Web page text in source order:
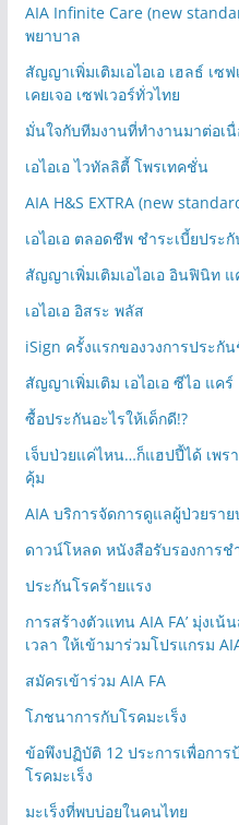
AIA Infinite Care (new
พยาบาล
สัญญาเพิ่มเติมเอไอเอ เฮลธ์ เซ
เคยเจอ เซฟเวอร์ทั่วไทย
มั่นใจกับทีมงานที่ทำงานมาต่อเ
เอไอเอ ไวทัลลิตี้ โพรเทคชั่น
AIA H&S EXTRA (new
เอไอเอ ตลอดชีพ ชำระเบี้ยประ
สัญญาเพิ่มเติมเอไอเอ อินฟินิท แ
เอไอเอ อิสระ พลัส
iSign ครั้งแรกของวงการประกั
สัญญาเพิ่มเติม เอไอเอ ซีไอ แคร์
ซื้อประกันอะไรให้เด็กดี!?
เจ็บป่วยแค่ไหน…ก็แฮปปี้ได้ เพร
คุ้ม
AIA บริการจัดการดูแลผู้ป่วยรา
ดาวน์โหลด หนังสือรับรองการช
ประกันโรคร้ายแรง
การสร้างตัวแทน AIA FA’ มุ่งเ
เวลา ให้เข้ามาร่วมโปรแกรม
สมัครเข้าร่วม AIA FA
โภชนาการกับโรคมะเร็ง
ข้อพึงปฏิบัติ 12 ประการเพื่อการ
โรคมะเร็ง
มะเร็งที่พบบ่อยในคนไทย